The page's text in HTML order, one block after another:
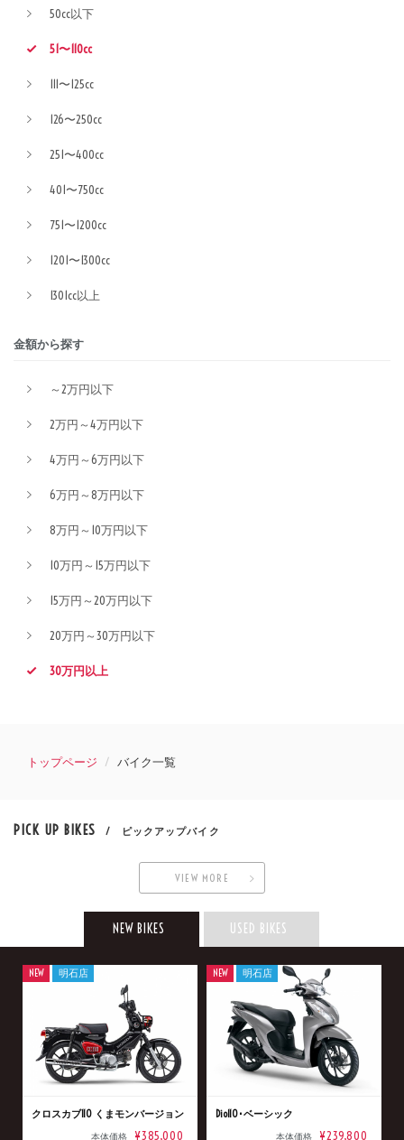
50cc以下
51〜110cc
111〜125cc
126〜250cc
251〜400cc
401〜750cc
751〜1200cc
1201〜1300cc
1301cc以上
金額から探す
～2万円以下
2万円～4万円以下
4万円～6万円以下
6万円～8万円以下
8万円～10万円以下
10万円～15万円以下
15万円～20万円以下
20万円～30万円以下
30万円以上
トップページ バイク一覧
PICK UP BIKES / ピックアップバイク
VIEW MORE
NEW BIKES USED BIKES
クロスカブ110 くまモンバージョン
本体価格 ¥385,000
NEW 明石店
Dio110･ベーシック
本体価格 ¥239,800
NEW 明石店